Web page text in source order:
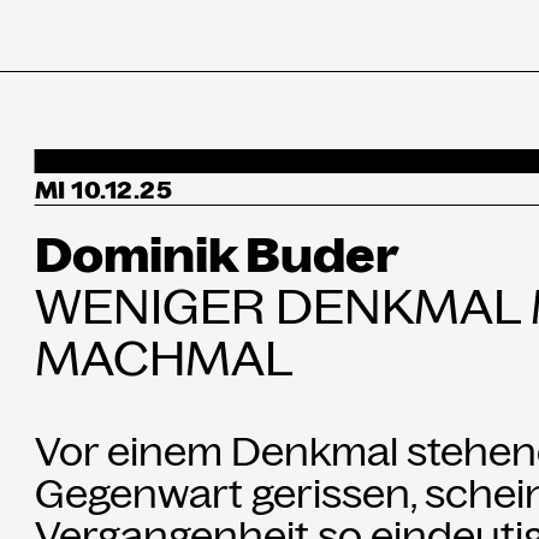
↳Summer
Besuch
Ausstellungen
Haus
MI 10.12.25
Dominik Buder
WENIGER DENKMAL
MACHMAL
Vor einem Denkmal
Gegenwart gerissen,